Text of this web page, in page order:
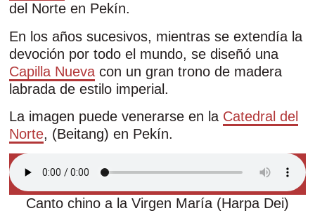
del Norte en Pekín.
En los años sucesivos, mientras se extendía la
devoción por todo el mundo, se diseñó una
Capilla Nueva con un gran trono de madera
labrada de estilo imperial.
La imagen puede venerarse en la Catedral del
Norte, (Beitang) en Pekín.
Canto chino a la Virgen María (Harpa Dei)